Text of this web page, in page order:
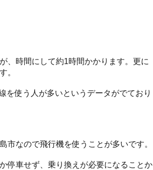
、時間にして約1時間かかります。更に
。
を使う人が多いというデータがでており
なので飛行機を使うことが多いです。
停車せず、乗り換えが必要になることか